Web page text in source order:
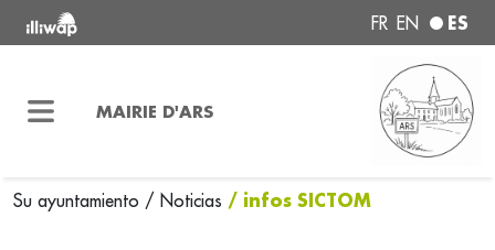
FR EN ES
MAIRIE D'ARS
Su ayuntamiento / Noticias / infos SICTOM